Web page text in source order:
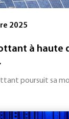
2025
à haute
poursuit sa